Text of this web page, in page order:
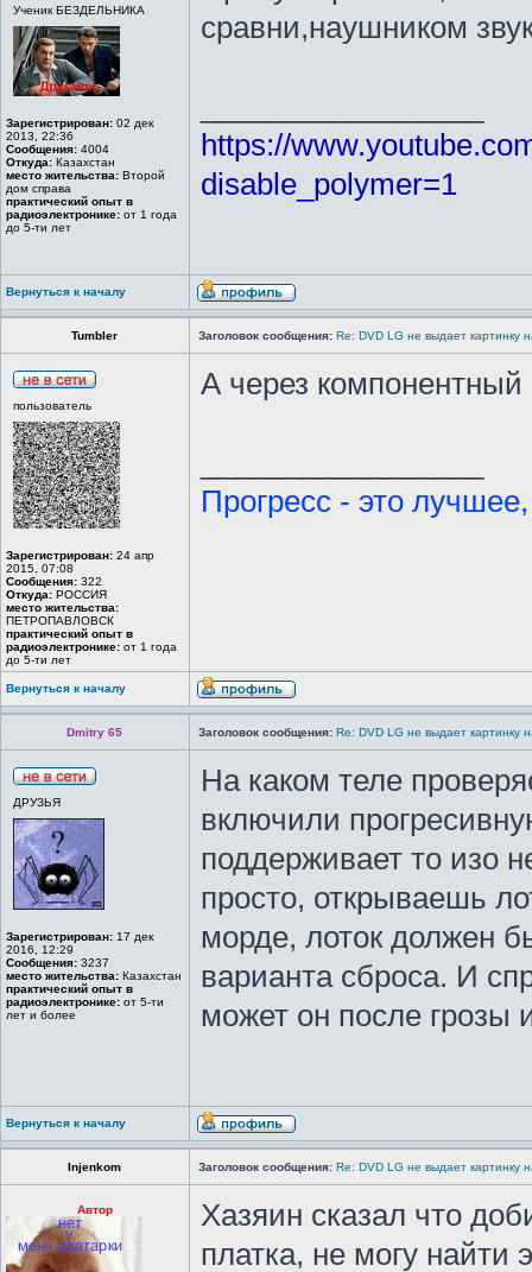
Ученик БЕЗДЕЛЬНИКА
Зарегистрирован: 02 дек
2013, 22:36
Сообщения: 4004
Откуда: Казахстан
место жительства: Второй
дом справа
практический опыт в
радиоэлектронике: от 1 года
до 5-ти лет
сравни,наушником
https://
disable_polymer=1
Вернуться к началу
Tumbler Заголовок сообщения: Re: DVD LG не выдает картинку
пользователь
Зарегистрирован: 24 апр
2015, 07:08
Сообщения: 322
Откуда: РОССИЯ
место жительства:
ПЕТРОПАВЛОВСК
практический опыт в
радиоэлектронике: от 1 года
до 5-ти лет
А через
Прогресс - это
Вернуться к началу
Dmitry 65 Заголовок сообщения: Re: DVD LG не выдает картинку
ДРУЗЬЯ
Зарегистрирован: 17 дек
2016, 12:29
Сообщения: 3237
место жительства: Казахстан
практический опыт в
радиоэлектронике: от 5-ти
лет и более
На каком теле
включили
поддерживает то изо
просто, открываешь
морде, лоток должен
варианта сброса. И
может он после грозы
Вернуться к началу
Injenkom Заголовок сообщения: Re: DVD LG не выдает картинку
Автор
Хазяин сказал что
платка, не могу найти